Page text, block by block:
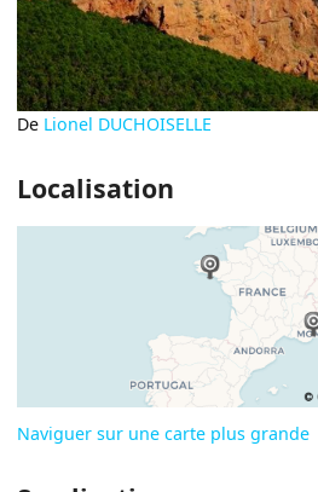
De Lionel DUCHOISELLE
Localisation
Naviguer sur une carte plus grande